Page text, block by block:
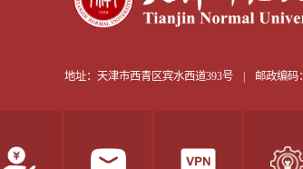
地址：天津市西青区宾水西道393号 邮政编码